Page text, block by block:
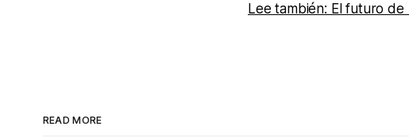
Lee también: El futuro de
READ MORE